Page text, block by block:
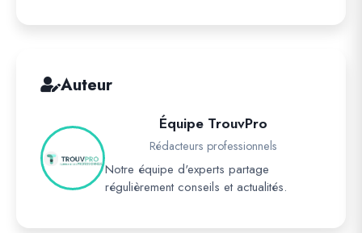
Auteur
Équipe TrouvPro
Rédacteurs professionnels
Notre équipe d'experts partage
régulièrement conseils et actualités.